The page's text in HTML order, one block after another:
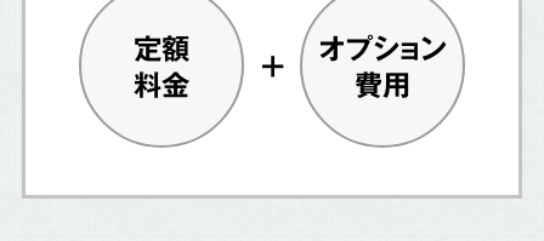
定額
料金
オプション
費用